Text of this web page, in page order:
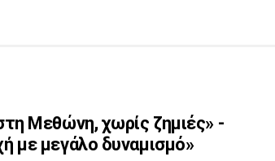
Μεθώνη, χωρίς ζημιές» -
με μεγάλο δυναμισμό»